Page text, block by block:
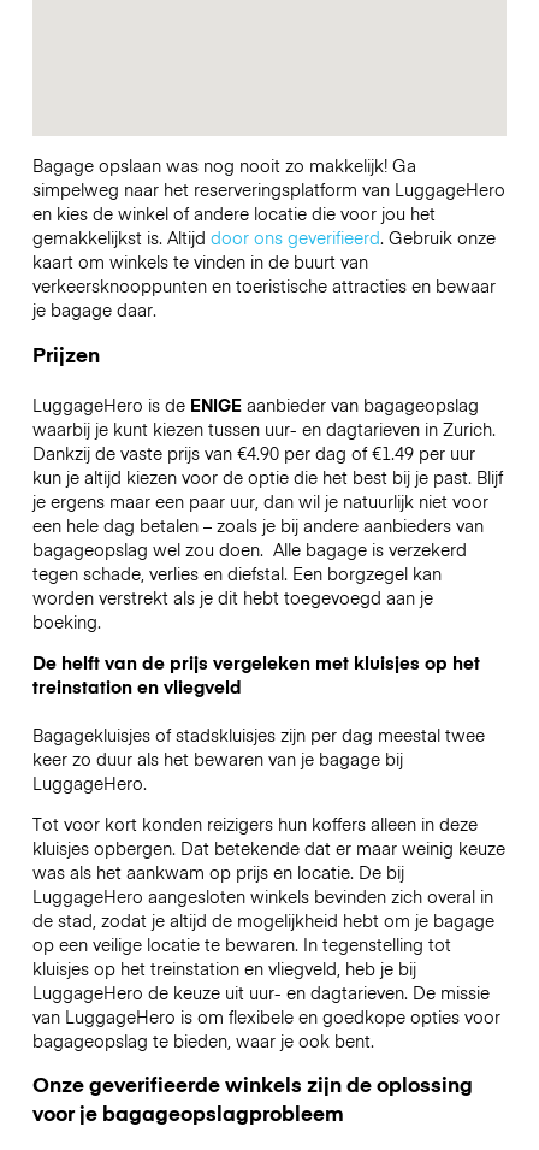
Bagage opslaan was nog nooit zo makkelijk! Ga
simpelweg naar het reserveringsplatform van LuggageHero
en kies de winkel of andere locatie die voor jou het
gemakkelijkst is. Altijd door ons geverifieerd. Gebruik onze
kaart om winkels te vinden in de buurt van
verkeersknooppunten en toeristische attracties en bewaar
je bagage daar.
Prijzen
LuggageHero is de ENIGEaanbieder van bagageopslag
waarbij je kunt kiezen tussen uur- en dagtarieven in Zurich.
Dankzij de vaste prijs van €4.90 per dag of €1.49 per uur
kun je altijd kiezen voor de optie die het best bij je past. Blijf
je ergens maar een paar uur, dan wil je natuurlijk niet voor
een hele dag betalen – zoals je bij andere aanbieders van
bagageopslag wel zou doen. Alle bagage is verzekerd
tegen schade, verlies en diefstal. Een borgzegel kan
worden verstrekt als je dit hebt toegevoegd aan je
boeking.
De helft van de prijs vergeleken met kluisjes op het
treinstation en vliegveld
Bagagekluisjes of stadskluisjes zijn per dag meestal twee
keer zo duur als het bewaren van je bagage bij
LuggageHero.
Tot voor kort konden reizigers hun koffers alleen in deze
kluisjes opbergen. Dat betekende dat er maar weinig keuze
was als het aankwam op prijs en locatie. De bij
LuggageHero aangesloten winkels bevinden zich overal in
de stad, zodat je altijd de mogelijkheid hebt om je bagage
op een veilige locatie te bewaren. In tegenstelling tot
kluisjes op het treinstation en vliegveld, heb je bij
LuggageHero de keuze uit uur- en dagtarieven. De missie
van LuggageHero is om flexibele en goedkope opties voor
bagageopslag te bieden, waar je ook bent.
Onze geverifieerde winkels zijn de oplossing
voor je bagageopslagprobleem